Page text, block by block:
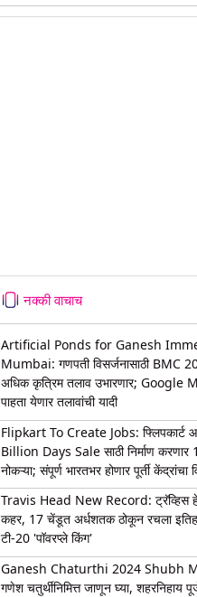
नक्की वाचाच
Artificial Ponds for Ganesh
Mumbai: गणपती विसर्जनासाठी BMC
अधिक कृत्रिम तलाव उभारणार; Google
पाहता येणार तलावांची यादी
Flipkart To Create Jobs: फ्लिपकार्ट
Billion Days Sale साठी निर्माण करणार
नोकऱ्या; संपूर्ण भारतभर होणार पूर्ती केंद्रांचा
Travis Head New Record: ट्रॅव्हिस
कहर, 17 चेंडूत अर्धशतक ठोकून रचला
टी-20 'पॉवरप्ले किंग'
Ganesh Chaturthi 2024 Shubh
गणेश चतुर्थीनिमित्त जाणून घ्या, शहरनिहाय